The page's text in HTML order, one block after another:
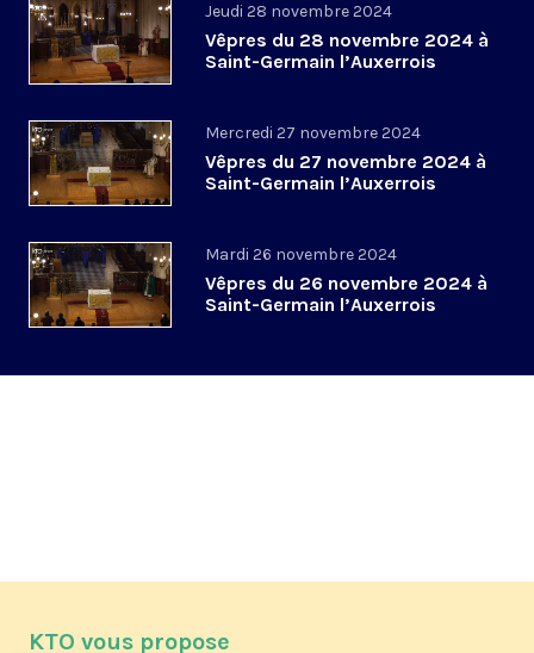
Jeudi 28 novembre 2024
Vêpres du 28 novembre 2024 à
Saint-Germain l’Auxerrois
Mercredi 27 novembre 2024
Vêpres du 27 novembre 2024 à
Saint-Germain l’Auxerrois
Mardi 26 novembre 2024
Vêpres du 26 novembre 2024 à
Saint-Germain l’Auxerrois
KTO vous propose